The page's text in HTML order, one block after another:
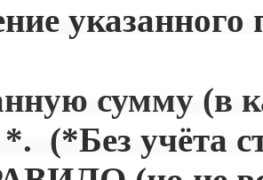
указанного
сумму (в
*. (*Без учёта